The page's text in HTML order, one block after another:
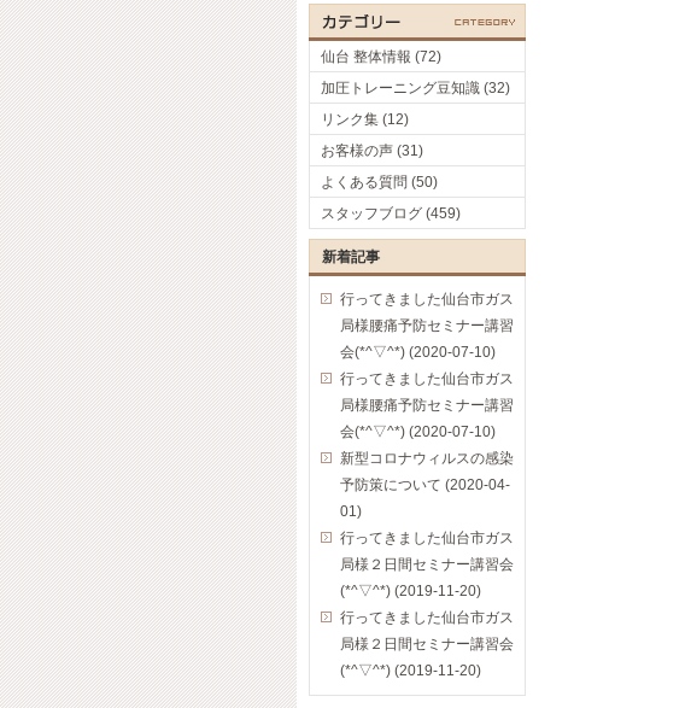
仙台 整体情報 (72)
加圧トレーニング豆知識 (32)
リンク集 (12)
お客様の声 (31)
よくある質問 (50)
スタッフブログ (459)
新着記事
行ってきました仙台市ガス
局様腰痛予防セミナー講習
会(*^▽^*) (2020-07-10)
行ってきました仙台市ガス
局様腰痛予防セミナー講習
会(*^▽^*) (2020-07-10)
新型コロナウィルスの感染
予防策について (2020-04-
01)
行ってきました仙台市ガス
局様２日間セミナー講習会
(*^▽^*) (2019-11-20)
行ってきました仙台市ガス
局様２日間セミナー講習会
(*^▽^*) (2019-11-20)